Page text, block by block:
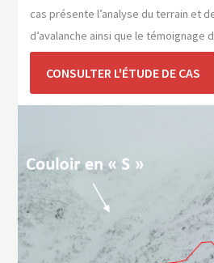
cas présente l’analyse du terrain et
d’avalanche ainsi que le témoignage
CONSULTER L'ÉTUDE DE CAS